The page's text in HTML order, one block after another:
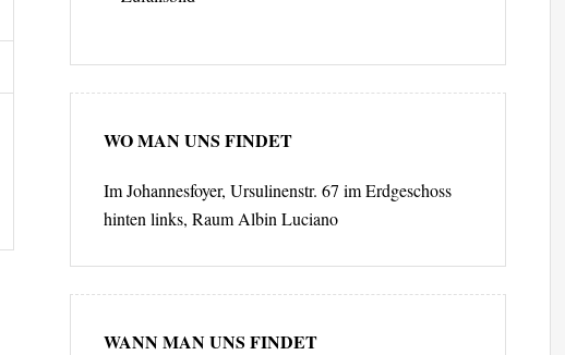
WO MAN UNS FINDET
Im Johannesfoyer, Ursulinenstr. 67 im Erdgeschoss
hinten links, Raum Albin Luciano
WANN MAN UNS FINDET